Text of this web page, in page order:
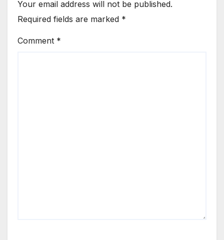
Your email address will not be published.
Required fields are marked *
Comment *